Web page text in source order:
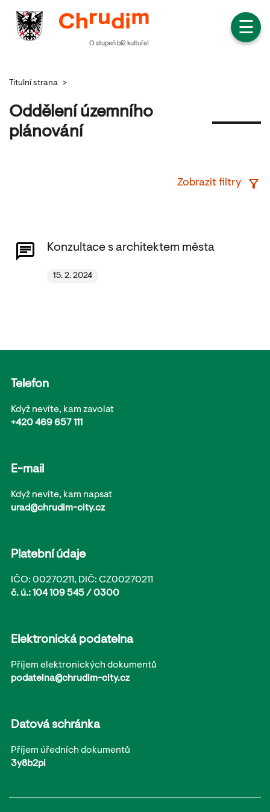
☰
O stupeň blíž kultuře!
Titulní strana >
Oddělení územního
plánování
Zobrazit filtry
Konzultace s architektem města
15. 2. 2024
Telefon
Když nevíte, kam zavolat
+420 469 657 111
E-mail
Když nevíte, kam napsat
urad@chrudim-city.cz
Platební údaje
IČO: 00270211, DIČ: CZ00270211
č. ú.: 104 109 545 / 0300
Elektronická podatelna
Příjem elektronických dokumentů
podatelna@chrudim-city.cz
Datová schránka
Příjem úředních dokumentů
3y8b2pi